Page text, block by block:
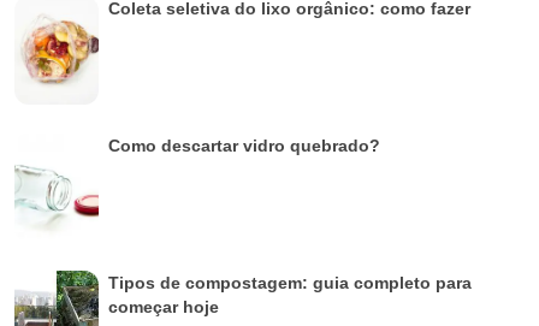
Coleta seletiva do lixo orgânico: como fazer
Como descartar vidro quebrado?
Tipos de compostagem: guia completo para
começar hoje